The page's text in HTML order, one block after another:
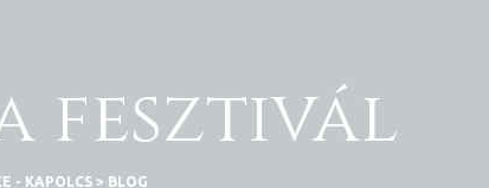
fesztivál
- KAPOLCS > BLOG